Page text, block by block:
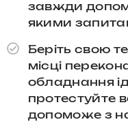
завжди
якими
Беріть свою
місці
обладнання
протестуйте
допоможе з